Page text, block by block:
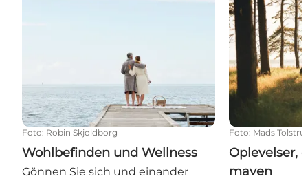
Foto: Robin Skjoldborg
Wohlbefinden und Wellness
Gönnen Sie sich und einander
Foto: Mads
Oplevelser,
maven